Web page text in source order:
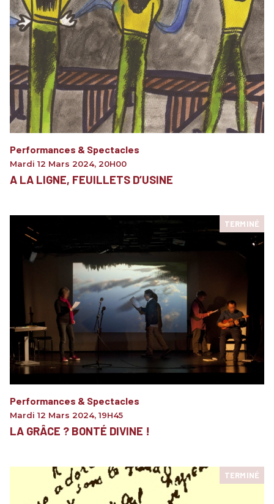
Performances & Spectacles
Mardi 12 Mars 2024, 20H00
A LA LIGNE, FEUILLETS D’USINE
TERMINÉ
Performances & Spectacles
Mardi 12 Mars 2024, 19H45
LA GRÂCE ? BONTÉ DIVINE !
TERMINÉ